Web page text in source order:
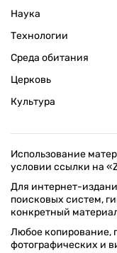
Наука
Технологии
Среда обитания
Церковь
Культура
Использование
условии ссылки на
Для интернет-
поисковых систем,
конкретный
Любое копирование,
фотографических и